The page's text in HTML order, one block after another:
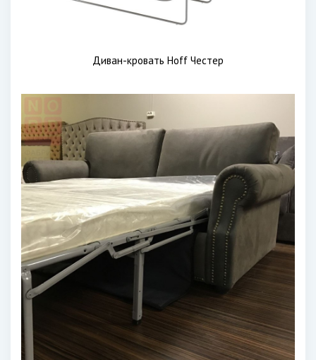
Диван-кровать Hoff Честер